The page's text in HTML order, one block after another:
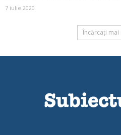
7 iulie 2020
Încărcați mai